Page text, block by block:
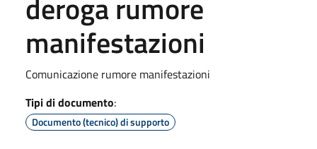
deroga rumore
manifestazioni
Comunicazione rumore manifestazioni
Tipi di documento:
Documento (tecnico) di supporto